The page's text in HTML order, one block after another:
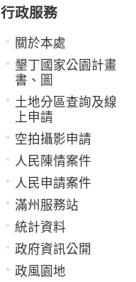
行政服務
關於本處
墾丁國家公園計畫
書、圖
土地分區查詢及線
上申請
空拍攝影申請
人民陳情案件
人民申請案件
滿州服務站
統計資料
政府資訊公開
政風園地